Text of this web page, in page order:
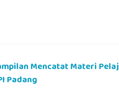
Mencatat Materi
Padang